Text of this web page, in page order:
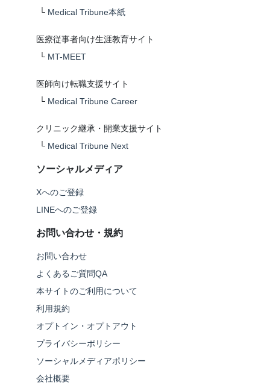
└ Medical Tribune本紙
医療従事者向け生涯教育サイト
└ MT-MEET
医師向け転職支援サイト
└ Medical Tribune Career
クリニック継承・開業支援サイト
└ Medical Tribune Next
ソーシャルメディア
Xへのご登録
LINEへのご登録
お問い合わせ・規約
お問い合わせ
よくあるご質問QA
本サイトのご利用について
利用規約
オプトイン・オプトアウト
プライバシーポリシー
ソーシャルメディアポリシー
会社概要